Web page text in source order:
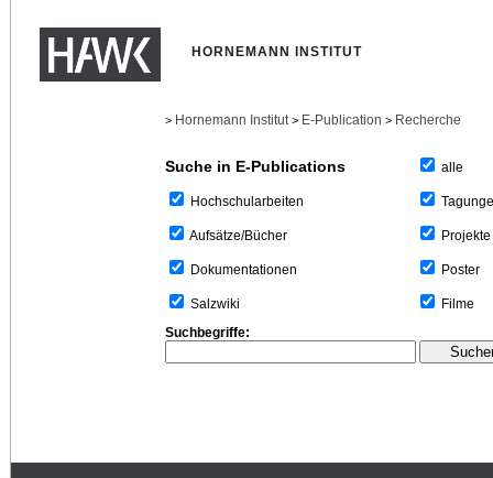
HORNEMANN INSTITUT
> Hornemann Institut > E-Publication > Recherche
Suche in E-Publications
Hochschularbeiten
Aufsätze/Bücher
Dokumentationen
Salzwiki
alle
Projekte
Poster
Filme
Suchbegriffe: